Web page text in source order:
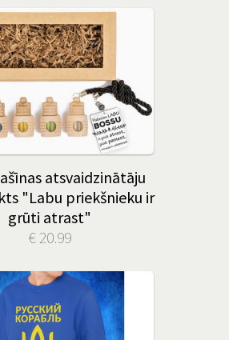
atsvaidzinātāju
"Labu priekšnieku ir
grūti atrast"
€ 20.99